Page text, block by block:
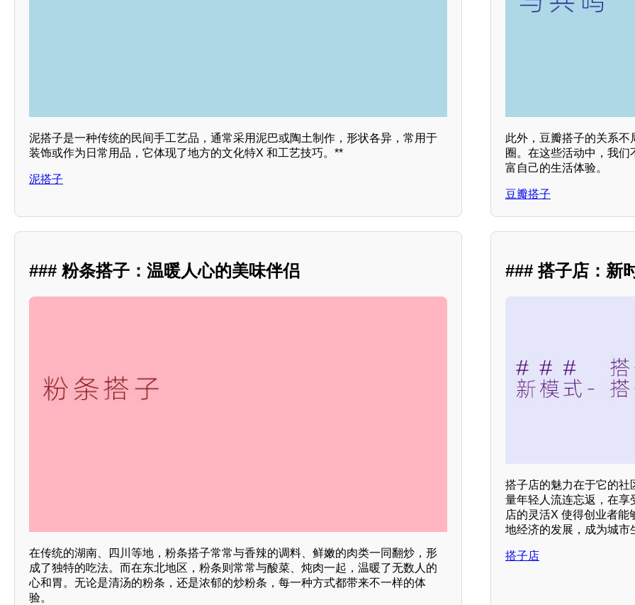
泥搭子是一种传统的民间手工艺品，通常采用泥巴或陶土制作，形状各异，常用于
装饰或作为日常用品，它体现了地方的文化特X 和工艺技巧。**
泥搭子
此外，豆瓣搭子的关系
圈。在这些活动中，我
富自己的生活体验。
豆瓣搭子
### 粉条搭子：温暖人心的美味伴侣
在传统的湖南、四川等地，粉条搭子常常与香辣的调料、鲜嫩的肉类一同翻炒，形
成了独特的吃法。而在东北地区，粉条则常常与酸菜、炖肉一起，温暖了无数人的
心和胃。无论是清汤的粉条，还是浓郁的炒粉条，每一种方式都带来不一样的体
验。
### 搭子店：新
搭子店的魅力在于它的社
量年轻人流连忘返，在享
店的灵活X 使得创业者
地经济的发展，成为城市
搭子店